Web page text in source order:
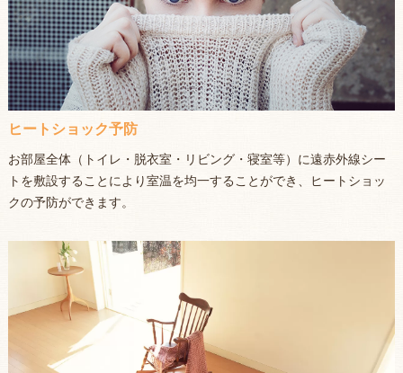
ヒートショック予防
お部屋全体（トイレ・脱衣室・リビング・寝室等）に遠赤外線シー
トを敷設することにより室温を均一することができ、ヒートショッ
クの予防ができます。